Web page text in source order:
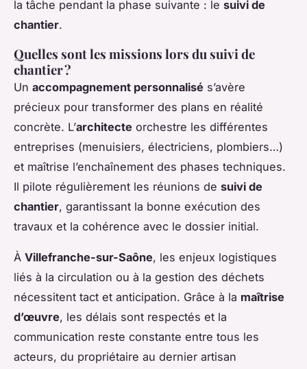
la tâche pendant la phase suivante : le suivi de
chantier.
Quelles sont les missions lors du suivi de
chantier ?
Un accompagnement personnalisé s’avère
précieux pour transformer des plans en réalité
concrète. L’architecte orchestre les différentes
entreprises (menuisiers, électriciens, plombiers…)
et maîtrise l’enchaînement des phases techniques.
Il pilote régulièrement les réunions de suivi de
chantier, garantissant la bonne exécution des
travaux et la cohérence avec le dossier initial.
À Villefranche-sur-Saône, les enjeux logistiques
liés à la circulation ou à la gestion des déchets
nécessitent tact et anticipation. Grâce à la maîtrise
d’œuvre, les délais sont respectés et la
communication reste constante entre tous les
acteurs, du propriétaire au dernier artisan